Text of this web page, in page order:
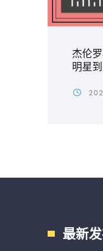
杰伦
明星
最新